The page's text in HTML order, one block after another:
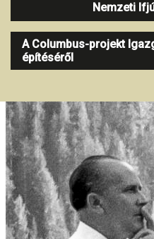
Nemzeti
A Columbus-projekt
építéséről